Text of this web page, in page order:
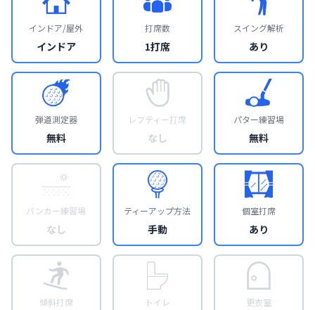
インドア/屋外
インドア
打席数
1打席
スイング解析
あり
弾道測定器
無料
レフティー打席
なし
パター練習場
無料
バンカー練習場
なし
ティーアップ方法
手動
個室打席
あり
傾斜打席 トイレ 更衣室